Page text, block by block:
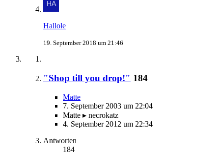
Hallole
19. September 2018 um 21:46
"Shop till you drop!" 184
Matte
7. September 2003 um 22:04
Matte ▸ necrokatz
4. September 2012 um 22:34
Antworten
184